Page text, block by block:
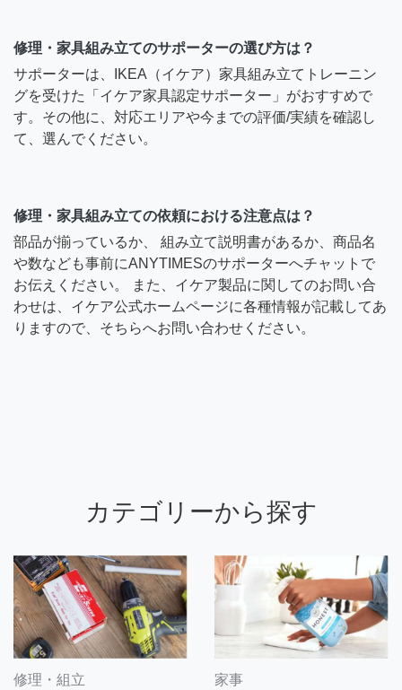
修理・家具組み立てのサポーターの選び方は？
サポーターは、IKEA（イケア）家具組み立てトレーニン
グを受けた「イケア家具認定サポーター」がおすすめで
す。その他に、対応エリアや今までの評価/実績を確認し
て、選んでください。
修理・家具組み立ての依頼における注意点は？
部品が揃っているか、 組み立て説明書があるか、商品名
や数なども事前にANYTIMESのサポーターへチャットで
お伝えください。 また、イケア製品に関してのお問い合
わせは、イケア公式ホームページに各種情報が記載してあ
りますので、そちらへお問い合わせください。
カテゴリーから探す
修理・組立 家事